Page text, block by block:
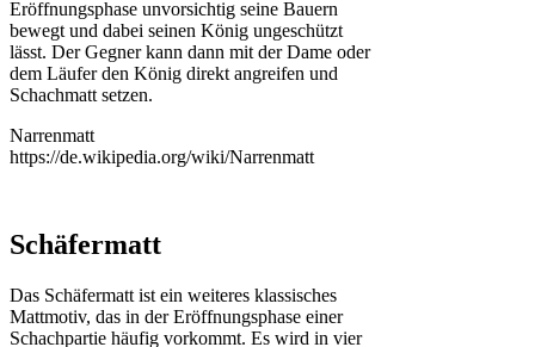
Eröffnungsphase unvorsichtig seine Bauern
bewegt und dabei seinen König ungeschützt
lässt. Der Gegner kann dann mit der Dame oder
dem Läufer den König direkt angreifen und
Schachmatt setzen.
Narrenmatt
https://de.wikipedia.org/wiki/Narrenmatt
Schäfermatt
Das Schäfermatt ist ein weiteres klassisches
Mattmotiv, das in der Eröffnungsphase einer
Schachpartie häufig vorkommt. Es wird in vier